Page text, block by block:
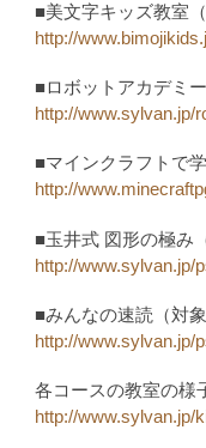
■美文字キッズ教室
http://
■ロボットアカデミ
http://www.sylvan.jp/
■マインクラフトで
http://
■玉井式 図形の極み
http://www.sylvan.jp/
■みんなの速読（対
http://www.sylvan.jp/
各コースの教室の様
http://www.sylvan.jp/